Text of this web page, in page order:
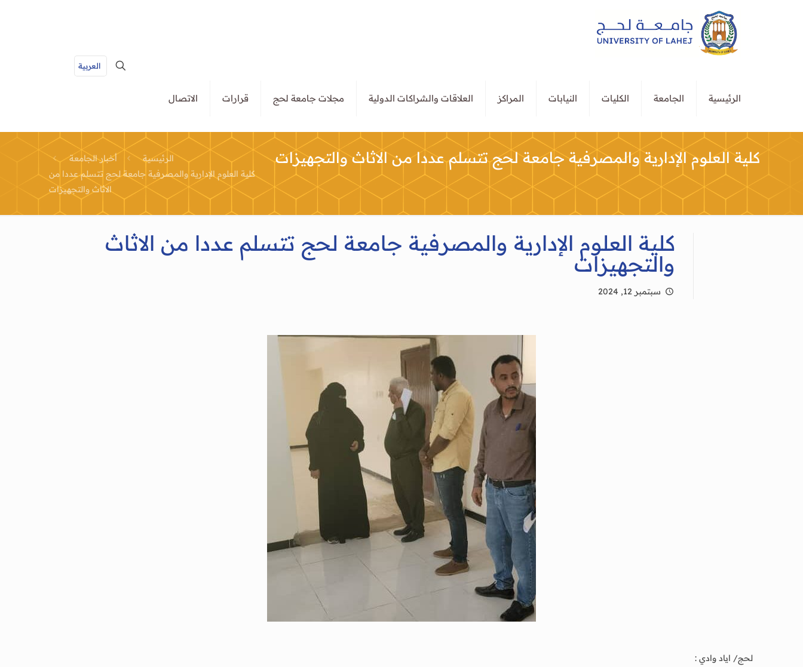
الرئيسية الجامعة الكليات النيابات المراكز العلاقات والشراكات الدولية مجلات جامعة لحج قرارات الاتصال
العربية
كلية العلوم الإدارية والمصرفية جامعة لحج تتسلم عددا من الاثاث والتجهيزات الرئيسية
أخبار الجامعة
كلية العلوم الإدارية والمصرفية جامعة لحج تتسلم عددا من
الاثاث والتجهيزات
كلية العلوم الإدارية والمصرفية جامعة لحج تتسلم عددا من الاثاث
والتجهيزات
سبتمبر 12, 2024
لحج/ اياد وادي :